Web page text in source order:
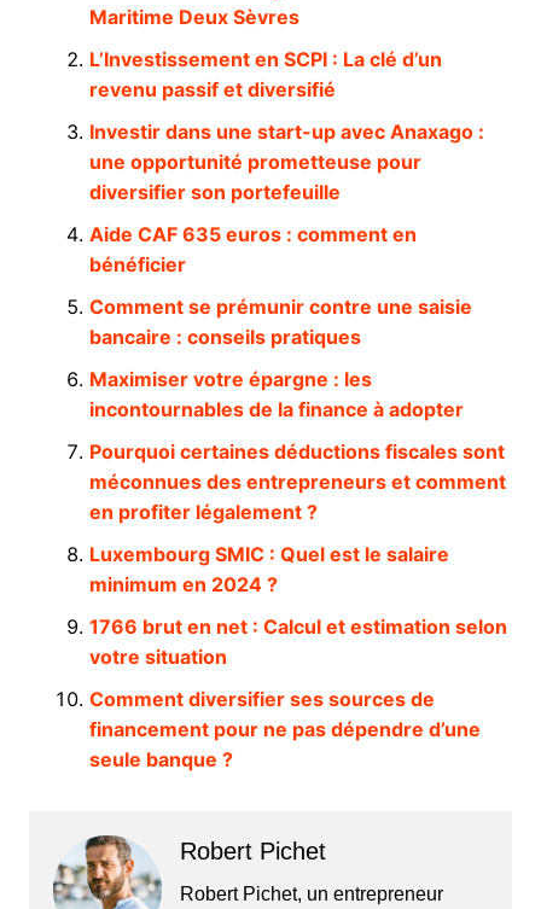
Maritime Deux Sèvres
L’Investissement en SCPI : La clé d’un
revenu passif et diversifié
Investir dans une start-up avec Anaxago :
une opportunité prometteuse pour
diversifier son portefeuille
Aide CAF 635 euros : comment en
bénéficier
Comment se prémunir contre une saisie
bancaire : conseils pratiques
Maximiser votre épargne : les
incontournables de la finance à adopter
Pourquoi certaines déductions fiscales sont
méconnues des entrepreneurs et comment
en profiter légalement ?
Luxembourg SMIC : Quel est le salaire
minimum en 2024 ?
1766 brut en net : Calcul et estimation selon
votre situation
Comment diversifier ses sources de
financement pour ne pas dépendre d’une
seule banque ?
Robert Pichet
Robert Pichet, un entrepreneur